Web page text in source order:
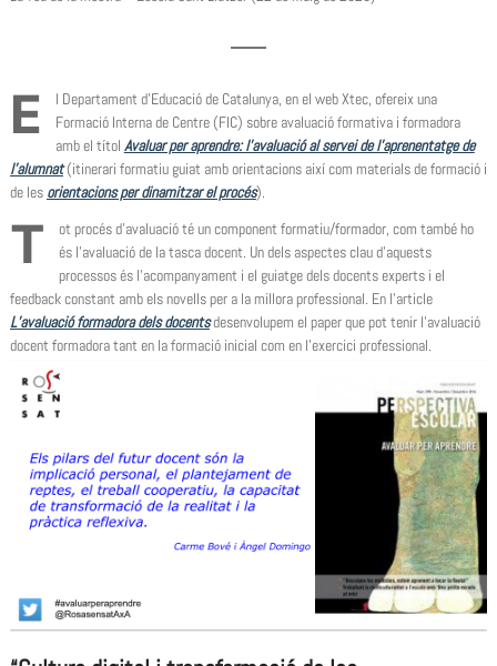
E
l Departament d’Educació de Catalunya, en el web Xtec, ofereix una
Formació Interna de Centre (FIC) sobre avaluació formativa i formadora
amb el títol Avaluar per aprendre: l’avaluació al servei de l’aprenentatge de
l’alumnat(itinerari formatiu guiat amb orientacions així com materials de formació i
de les orientacions per dinamitzar el procés).
T
ot procés d’avaluació té un component formatiu/formador, com també ho
és l’avaluació de la tasca docent. Un dels aspectes clau d’aquests
processos és l’acompanyament i el guiatge dels docents experts i el
feedback constant amb els novells per a la millora professional. En l’article
L’avaluació formadora dels docentsdesenvolupem el paper que pot tenir l’avaluació
docent formadora tant en la formació inicial com en l’exercici professional.